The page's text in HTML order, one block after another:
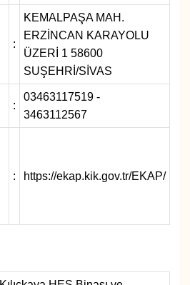
:
KEMALPAŞA MAH.
ERZİNCAN KARAYOLU
ÜZERİ 1 58600
SUŞEHRİ/SİVAS
:
03463117519 -
3463112567
: https://ekap.kik.gov.tr/EKAP/